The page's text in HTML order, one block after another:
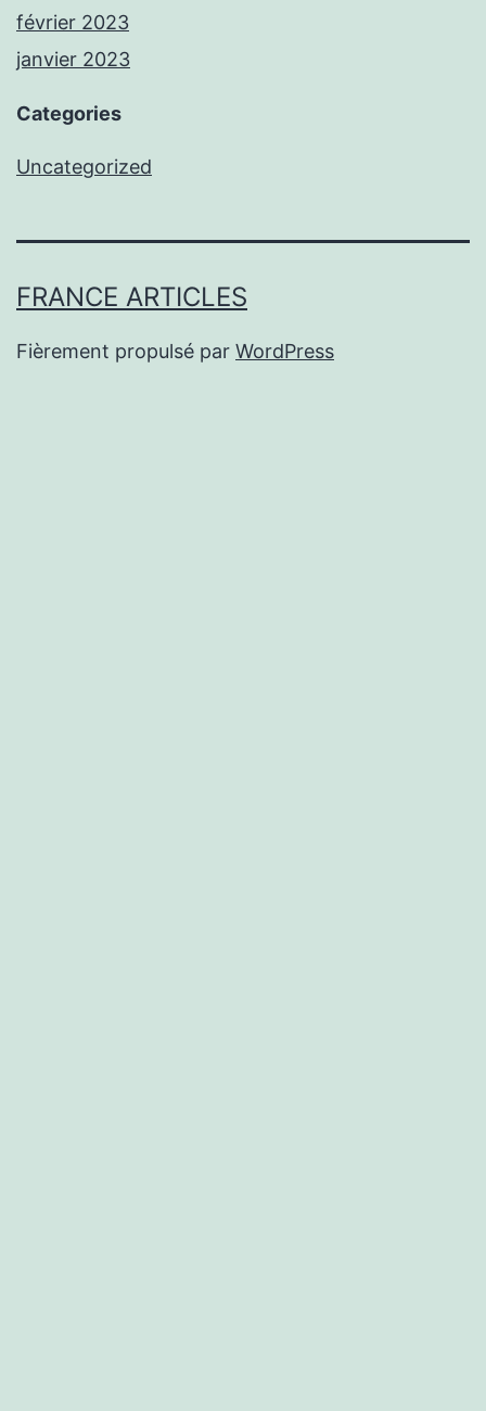
février 2023
janvier 2023
Categories
Uncategorized
FRANCE ARTICLES
Fièrement propulsé par WordPress